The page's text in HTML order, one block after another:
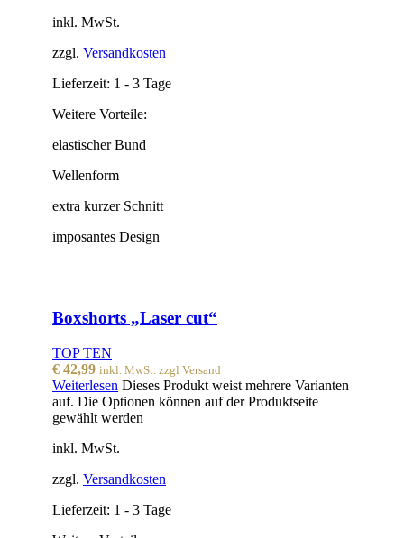
inkl. MwSt.
zzgl. Versandkosten
Lieferzeit: 1 - 3 Tage
Weitere Vorteile:
elastischer Bund
Wellenform
extra kurzer Schnitt
imposantes Design
Boxshorts „Laser cut“
TOP TEN
€ 42,99 inkl. MwSt. zzgl Versand
Weiterlesen Dieses Produkt weist mehrere Varianten
auf. Die Optionen können auf der Produktseite
gewählt werden
inkl. MwSt.
zzgl. Versandkosten
Lieferzeit: 1 - 3 Tage